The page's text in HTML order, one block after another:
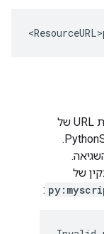
<
מזהים את הפורמט הלא חוקי של כתובת URL של
משאב שנמצא בשימוש במדיניות PythonScript.
של
: